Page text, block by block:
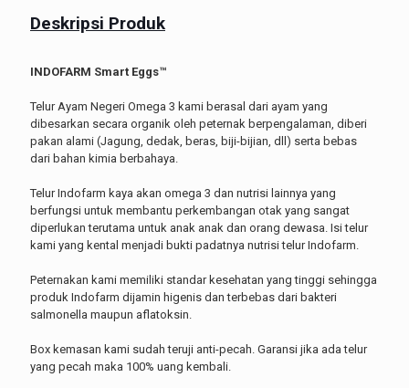
Deskripsi Produk
INDOFARM Smart Eggs™
Telur Ayam Negeri Omega 3 kami berasal dari ayam yang
dibesarkan secara organik oleh peternak berpengalaman, diberi
pakan alami (Jagung, dedak, beras, biji-bijian, dll) serta bebas
dari bahan kimia berbahaya.
Telur Indofarm kaya akan omega 3 dan nutrisi lainnya yang
berfungsi untuk membantu perkembangan otak yang sangat
diperlukan terutama untuk anak anak dan orang dewasa. Isi telur
kami yang kental menjadi bukti padatnya nutrisi telur Indofarm.
Peternakan kami memiliki standar kesehatan yang tinggi sehingga
produk Indofarm dijamin higenis dan terbebas dari bakteri
salmonella maupun aflatoksin.
Box kemasan kami sudah teruji anti-pecah. Garansi jika ada telur
yang pecah maka 100% uang kembali.